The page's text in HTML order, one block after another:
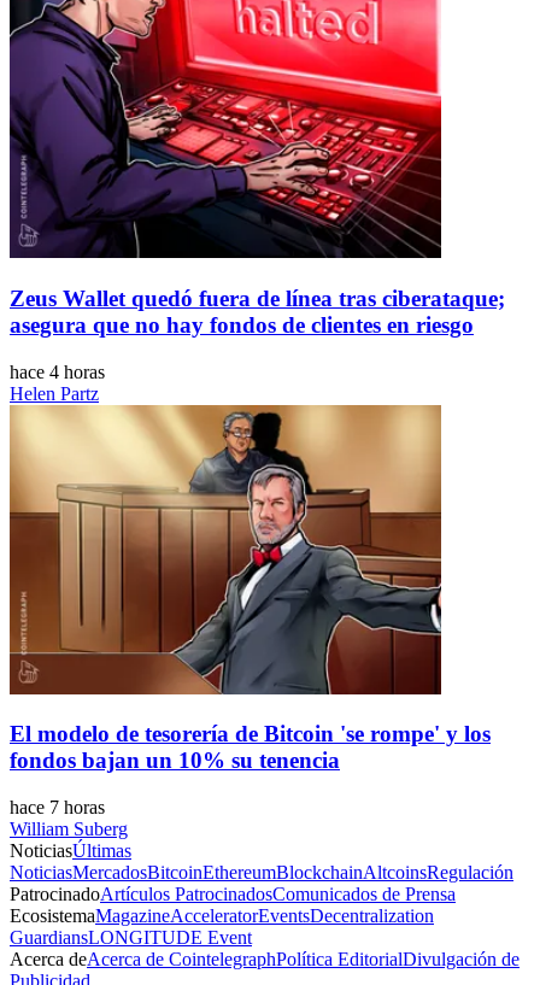
Zeus Wallet quedó fuera de línea tras ciberataque;
asegura que no hay fondos de clientes en riesgo
hace 4 horas
Helen Partz
El modelo de tesorería de Bitcoin 'se rompe' y los
fondos bajan un 10% su tenencia
hace 7 horas
William Suberg
NoticiasÚltimas
NoticiasMercadosBitcoinEthereumBlockchainAltcoinsRegulación
PatrocinadoArtículos PatrocinadosComunicados de Prensa
EcosistemaMagazineAcceleratorEventsDecentralization
GuardiansLONGITUDE Event
Acerca deAcerca de CointelegraphPolítica EditorialDivulgación de
Publicidad